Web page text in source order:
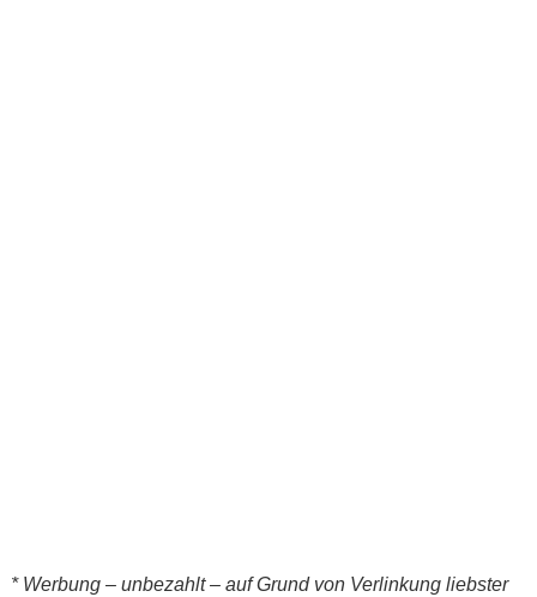
* Werbung – unbezahlt – auf Grund von Verlinkung liebster